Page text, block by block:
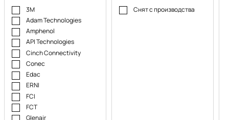
3M
Adam Technologies
Amphenol
API Technologies
Cinch Connectivity
Conec
Edac
ERNI
FCI
FCT
Glenair
Снят с производства